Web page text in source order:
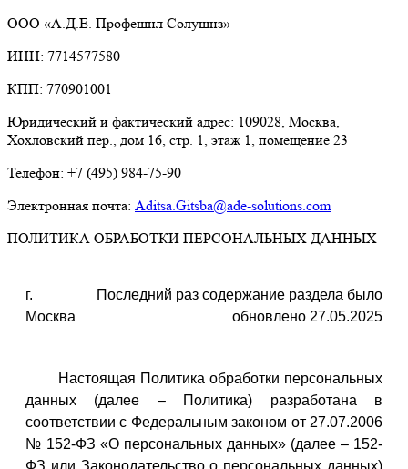
ООО «А.Д.Е. Профешнл Солушнз»
ИНН: 7714577580
КПП: 770901001
Юридический и фактический адрес: 109028, Москва,
Хохловский пер., дом 16, стр. 1, этаж 1, помещение 23
Телефон: +7 (495) 984-75-90
Электронная почта: Aditsa.Gitsba@ade-solutions.com
ПОЛИТИКА ОБРАБОТКИ ПЕРСОНАЛЬНЫХ ДАННЫХ
г.
Москва
Последний раз содержание раздела было
обновлено 27.05.2025
Настоящая Политика обработки персональных
данных (далее – Политика) разработана в
соответствии с Федеральным законом от 27.07.2006
№ 152-ФЗ «О персональных данных» (далее – 152-
ФЗ или Законодательство о персональных данных)